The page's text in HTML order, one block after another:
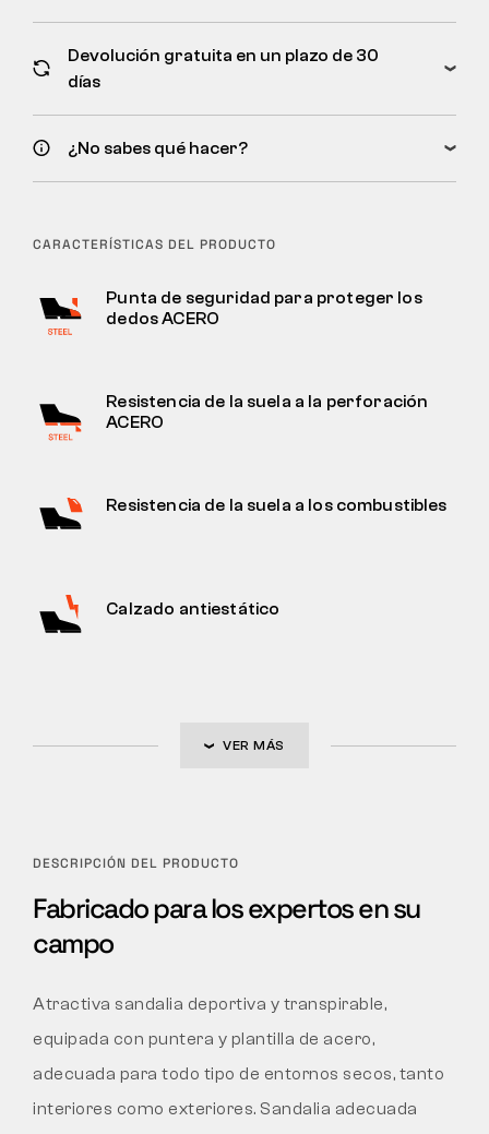
Devolución gratuita en un plazo de 30
días
¿No sabes qué hacer?
CARACTERÍSTICAS DEL PRODUCTO
Punta de seguridad para proteger los
dedos ACERO
Resistencia de la suela a la perforación
ACERO
Resistencia de la suela a los combustibles
Calzado antiestático
VER MÁS
DESCRIPCIÓN DEL PRODUCTO
Fabricado para los expertos en su
campo
Atractiva sandalia deportiva y transpirable,
equipada con puntera y plantilla de acero,
adecuada para todo tipo de entornos secos, tanto
interiores como exteriores. Sandalia adecuada